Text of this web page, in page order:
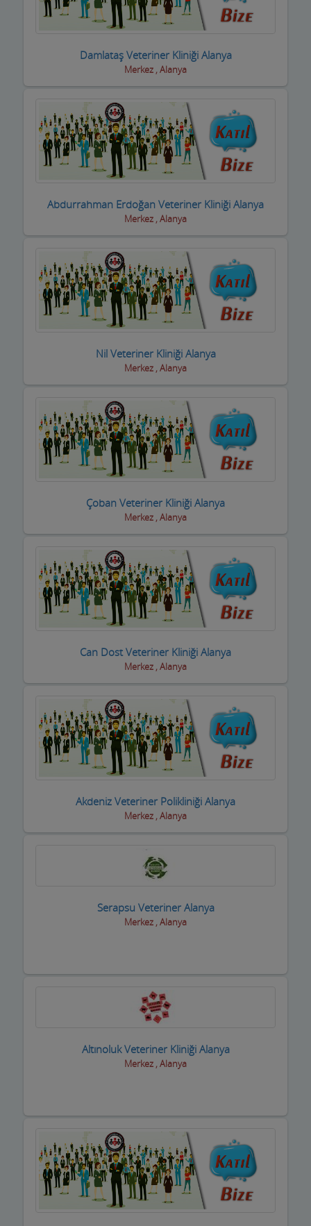
Cam, Ayna Ürünleri
Çay Ocakları
Çelik Kapı Firmaları
Çevre ve Su Arıtma
Dekorasyon Firmaları
Demir ve Ferforje Ürünleri
Deniz Ürün ve Malzemeleri
Dijital Uydu sistemleri
Diş Hekimleri
Döşemeciler,Brandacılar ,Tente,Çadırcılar
Döviz Büroları
Düğün Nişan Salonları
Eczaneler
Eğlence yerleri
Elektrikli El Aletleri
Elektronikçiler
Emlakçılar
Evden Eve Nakliye Firmaları
Gümüş Takı Mağazaları ve Saatciler
Güneş Enerji Sistemleri
Hac Malzemeleri
Hafriyat Firmaları
Hal Komisyoncuları
Damlataş Veteriner Kliniği Alanya
Merkez , Alanya
Abdurrahman Erdoğan Veteriner Kliniği Alanya
Merkez , Alanya
Nil Veteriner Kliniği Alanya
Merkez , Alanya
Çoban Veteriner Kliniği Alanya
Merkez , Alanya
Can Dost Veteriner Kliniği Alanya
Merkez , Alanya
Akdeniz Veteriner Polikliniği Alanya
Merkez , Alanya
Serapsu Veteriner Alanya
Merkez , Alanya
Altınoluk Veteriner Kliniği Alanya
Merkez , Alanya